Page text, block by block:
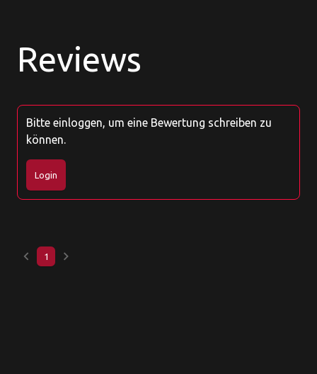
Reviews
Bitte einloggen, um eine Bewertung schreiben zu
können.
Login
keyboard_arrow_left 1 keyboard_arrow_right